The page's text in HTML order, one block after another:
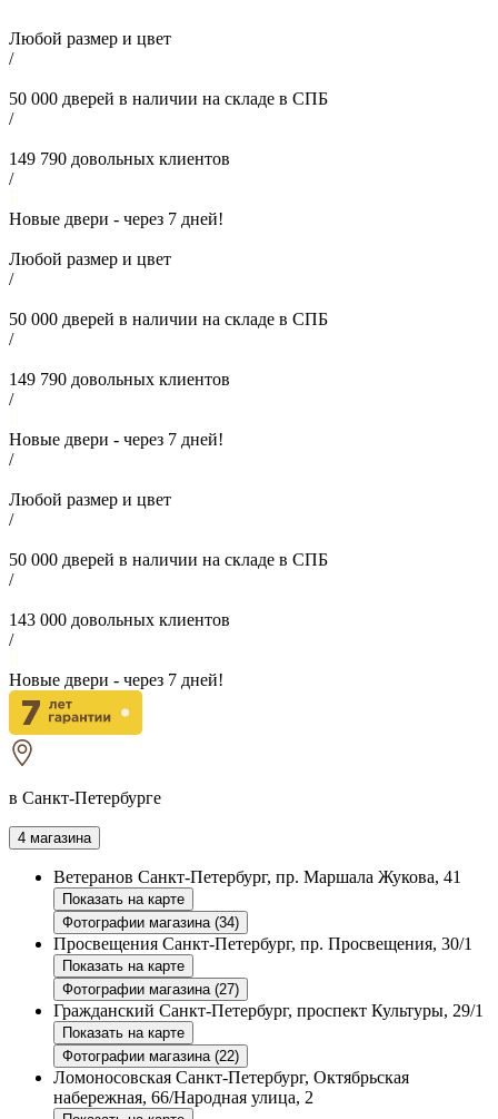
Любой размер и цвет
/
50 000 дверей в наличии на складе в СПБ
/
149 790 довольных клиентов
/
Новые двери - через 7 дней!
Любой размер и цвет
/
50 000 дверей в наличии на складе в СПБ
/
149 790 довольных клиентов
/
Новые двери - через 7 дней!
/
Любой размер и цвет
/
50 000 дверей в наличии на складе в СПБ
/
143 000 довольных клиентов
/
Новые двери - через 7 дней!
в Санкт-Петербурге
4 магазина
Ветеранов Санкт-Петербург, пр. Маршала Жукова, 41
Показать на карте
Фотографии магазина (34)
Просвещения Санкт-Петербург, пр. Просвещения, 30/1
Показать на карте
Фотографии магазина (27)
Гражданский Санкт-Петербург, проспект Культуры, 29/1
Показать на карте
Фотографии магазина (22)
Ломоносовская Санкт-Петербург, Октябрьская
набережная, 66/Народная улица, 2